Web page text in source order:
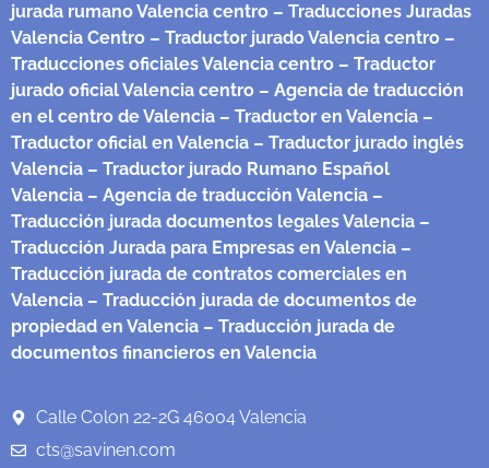
jurada rumano Valencia centro – Traducciones Juradas
Valencia Centro – Traductor jurado Valencia centro –
Traducciones oficiales Valencia centro – Traductor
jurado oficial Valencia centro – Agencia de traducción
en el centro de Valencia – Traductor en Valencia –
Traductor oficial en Valencia – Traductor jurado inglés
Valencia – Traductor jurado Rumano Español
Valencia – Agencia de traducción Valencia –
Traducción jurada documentos legales Valencia –
Traducción Jurada para Empresas en Valencia –
Traducción jurada de contratos comerciales en
Valencia – Traducción jurada de documentos de
propiedad en Valencia – Traducción jurada de
documentos financieros en Valencia
Calle Colon 22-2G 46004 Valencia
cts@savinen.com